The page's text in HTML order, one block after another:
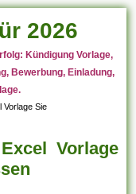
2026
Kündigung Vorlage,
Bewerbung, Einladung,
Vorlage Sie
Vorlage